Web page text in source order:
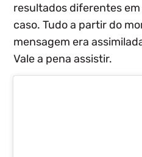
resultados diferentes
caso. Tudo a partir do
mensagem era
Vale a pena assistir.